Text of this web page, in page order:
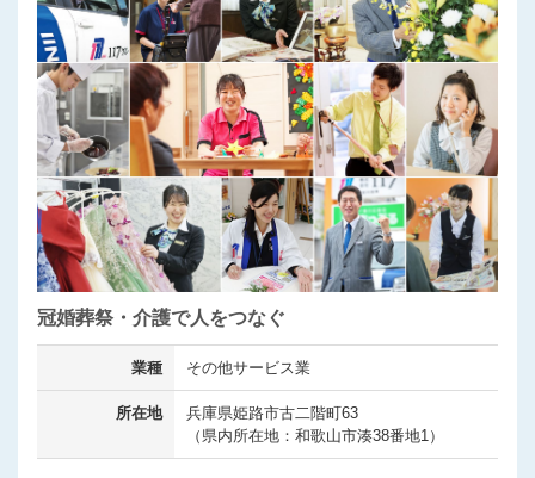
冠婚葬祭・介護で人をつなぐ
業種 その他サービス業
所在地
兵庫県姫路市古二階町63
（県内所在地：和歌山市湊38番地1）